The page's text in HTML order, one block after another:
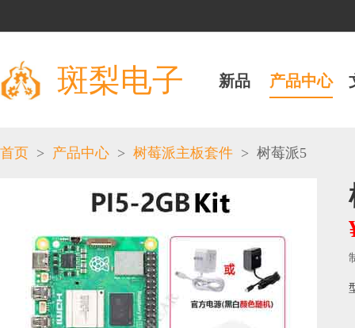
斑梨电子 新品 产品中心
首页 > 产品中心 > 树莓派主板套件 > 树莓派5